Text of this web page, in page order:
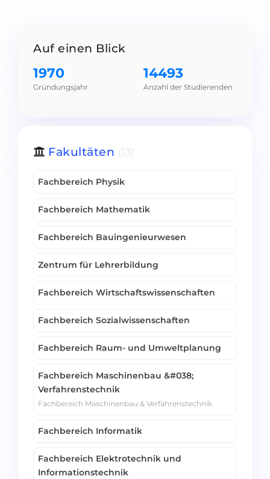
Berufe
Studienfächer
Beispiel-Stellenangebote
Holland-Test
Interessenkarte-Test
100%
Unsere Studierenden werden
BERATUNG!
Medizin
Ingenieurwesen
Physik
BEWERBEN AUS …
Russland
Aserbaidschan
Armenien
Auf einen Blick
1970
Gründungsjahr
14493
Anzahl der Studierenden
Fakultäten (13)
Fachbereich Physik
Fachbereich Mathematik
Fachbereich Bauingenieurwesen
Zentrum für Lehrerbildung
Fachbereich Wirtschaftswissenschaften
Fachbereich Sozialwissenschaften
Fachbereich Raum- und Umweltplanung
Fachbereich Maschinenbau &#038;
Verfahrenstechnik
Fachbereich Maschinenbau & Verfahrenstechnik
Fachbereich Informatik
Fachbereich Elektrotechnik und
Informationstechnik